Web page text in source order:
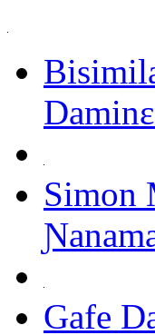
Simon
Gafe